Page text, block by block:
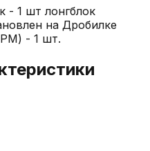
- 1 шт лонгблок
на Дробилке
РМ) - 1 шт.